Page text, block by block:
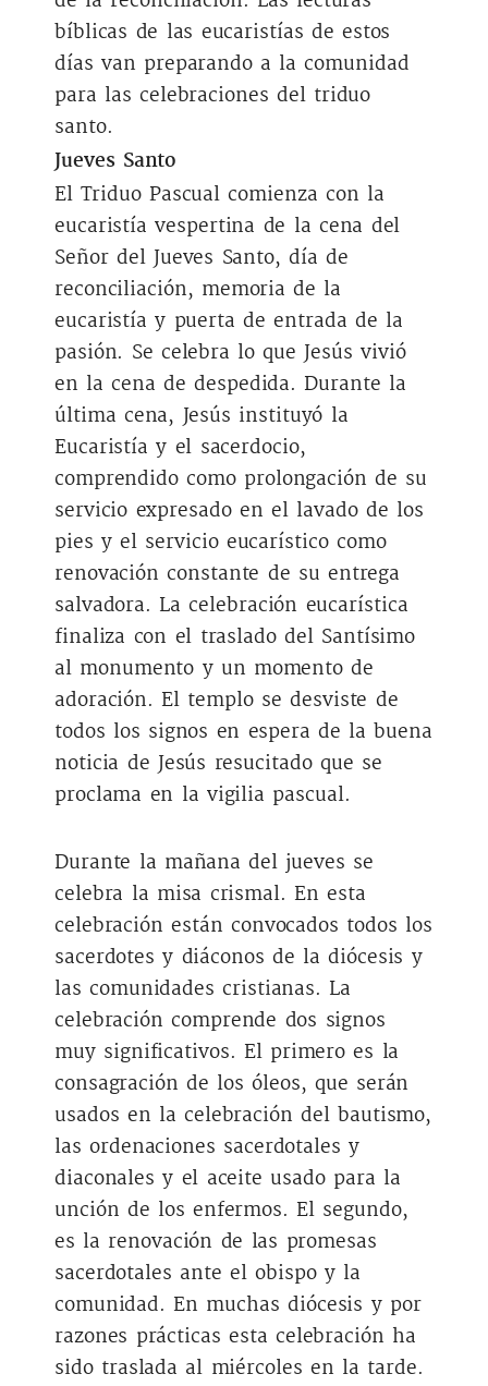
bíblicas de las eucaristías de estos
días van preparando a la comunidad
para las celebraciones del triduo
santo.
Jueves Santo
El Triduo Pascual comienza con la
eucaristía vespertina de la cena del
Señor del Jueves Santo, día de
reconciliación, memoria de la
eucaristía y puerta de entrada de la
pasión. Se celebra lo que Jesús vivió
en la cena de despedida. Durante la
última cena, Jesús instituyó la
Eucaristía y el sacerdocio,
comprendido como prolongación de su
servicio expresado en el lavado de los
pies y el servicio eucarístico como
renovación constante de su entrega
salvadora. La celebración eucarística
finaliza con el traslado del Santísimo
al monumento y un momento de
adoración. El templo se desviste de
todos los signos en espera de la buena
noticia de Jesús resucitado que se
proclama en la vigilia pascual.
Durante la mañana del jueves se
celebra la misa crismal. En esta
celebración están convocados todos los
sacerdotes y diáconos de la diócesis y
las comunidades cristianas. La
celebración comprende dos signos
muy significativos. El primero es la
consagración de los óleos, que serán
usados en la celebración del bautismo,
las ordenaciones sacerdotales y
diaconales y el aceite usado para la
unción de los enfermos. El segundo,
es la renovación de las promesas
sacerdotales ante el obispo y la
comunidad. En muchas diócesis y por
razones prácticas esta celebración ha
sido traslada al miércoles en la tarde.